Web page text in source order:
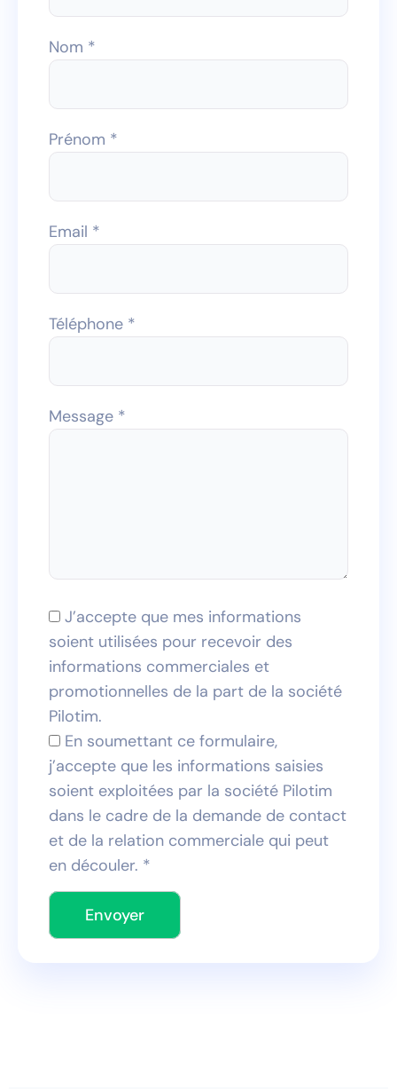
Nom *
Prénom *
Email *
Téléphone *
Message *
J’accepte que mes informations
soient utilisées pour recevoir des
informations commerciales et
promotionnelles de la part de la société
Pilotim.
En soumettant ce formulaire,
j’accepte que les informations saisies
soient exploitées par la société Pilotim
dans le cadre de la demande de contact
et de la relation commerciale qui peut
en découler. *
Envoyer